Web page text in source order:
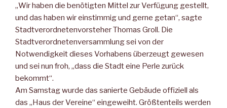
„Wir haben die benötigten Mittel zur Verfügung gestellt,
und das haben wir einstimmig und gerne getan“, sagte
Stadtverordnetenvorsteher Thomas Groll. Die
Stadtverordnetenversammlung sei von der
Notwendigkeit dieses Vorhabens überzeugt gewesen
und sei nun froh, „dass die Stadt eine Perle zurück
bekommt“.
Am Samstag wurde das sanierte Gebäude offiziell als
das „Haus der Vereine“ eingeweiht. Größtenteils werden